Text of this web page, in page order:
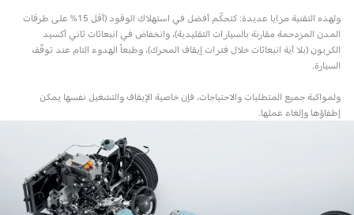
ولهذه التقنية مزايا عديدة: كتحكّم أفضل في استهلاك الوقود (أقل 15% على طرقات
المدن المزدحمة مقارنة بالسيارات التقليدية)، وانخفاض في انبعاثات ثاني أكسيد
الكربون (بلا أية انبعاثات خلال فترات إيقاف المحرك)، وطبعاً الهدوء التام عند توقّف
السيارة.
ولمواكبة جميع المتطلبات والاحتياجات، فإن خاصية الإيقاف والتشغيل نفسها يمكن
إطفاؤها وإلغاء عملها.